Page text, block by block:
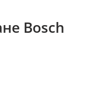
Bosch